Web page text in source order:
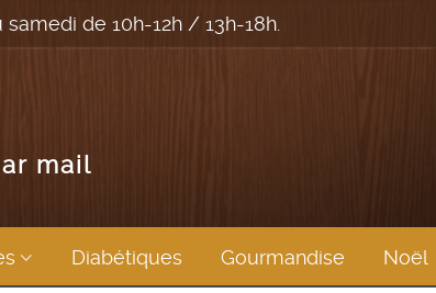
de 10h-12h / 13h-18h.
mail
Diabétiques gourmandise Noël